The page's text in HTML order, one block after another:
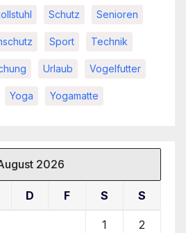
Schutz Senioren
Sport Technik
Urlaub Vogelfutter
Yoga Yogamatte
2026
D F S S
1 2